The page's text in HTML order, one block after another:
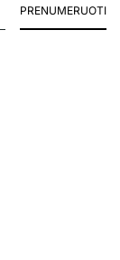
PRENUMERUOTI